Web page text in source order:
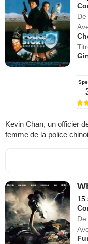
De
Kevin Chan, un officier
femme de la police
15
De